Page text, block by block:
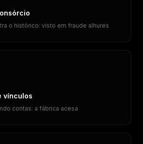
o histórico: visto em fraude alhures
vínculos
contas: a fábrica acesa